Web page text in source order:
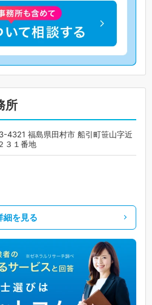
所
4321 福島県田村市 船引町笹山字近
３１番地
細を見る